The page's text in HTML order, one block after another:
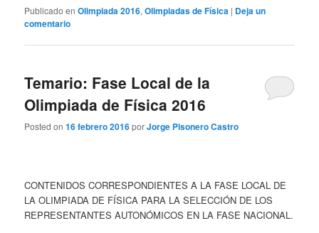
Publicado en Olimpiada 2016,Olimpiadas de Física | Deja un
comentario
Temario: Fase Local de la
Olimpiada de Física 2016
Posted on16 febrero 2016porJorge Pisonero Castro
CONTENIDOS CORRESPONDIENTES A LA FASE LOCAL DE
LA OLIMPIADA DE FÍSICA PARA LA SELECCIÓN DE LOS
REPRESENTANTES AUTONÓMICOS EN LA FASE NACIONAL.